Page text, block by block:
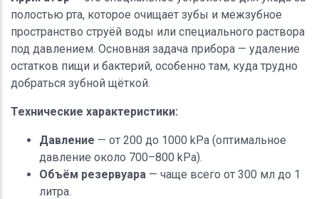
полостью рта, которое очищает зубы и межзубное
пространство струёй воды или специального раствора
под давлением. Основная задача прибора — удаление
остатков пищи и бактерий, особенно там, куда трудно
добраться зубной щёткой.
Технические характеристики:
Давление — от 200 до 1000 kPa (оптимальное
давление около 700–800 kPa).
Объём резервуара — чаще всего от 300 мл до 1
литра.